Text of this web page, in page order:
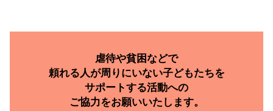
虐待や貧困などで
頼れる人が周りにいない子どもたちを
サポートする活動への
ご協力をお願いいたします。